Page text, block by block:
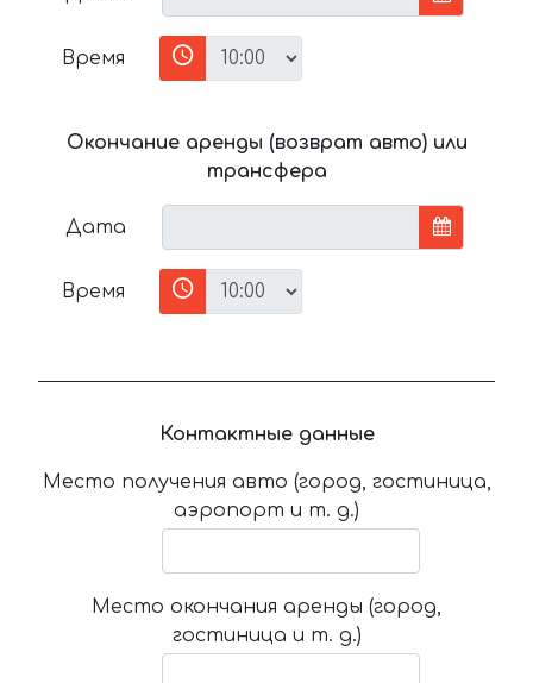
Время
Окончание аренды (возврат авто) или
трансфера
Дата
Время
Контактные данные
Место получения авто (город, гостиница,
аэропорт и т. д.)
Место окончания аренды (город,
гостиница и т. д.)